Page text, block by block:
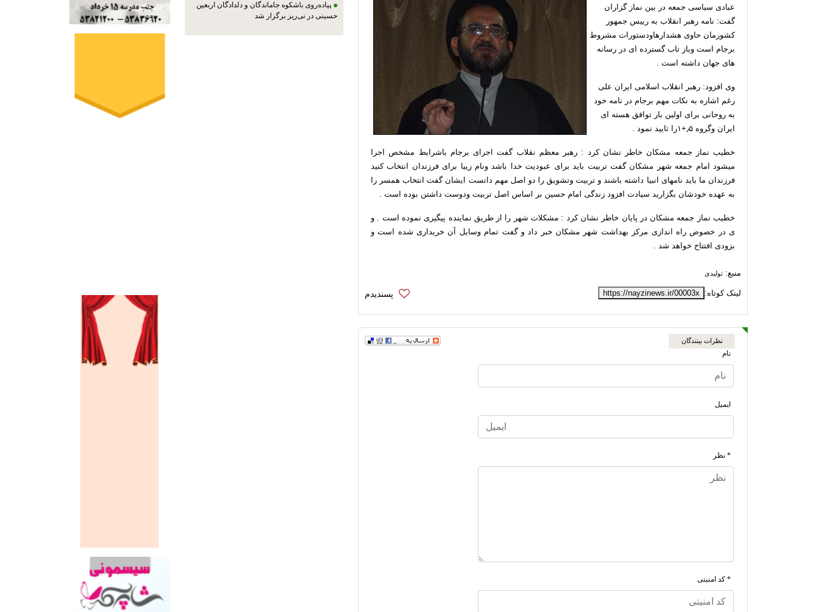
عبادی سیاسی جمعه در بین نماز گزاران
گفت: نامه رهبر انقلاب به رییس جمهور
کشورمان حاوی هشدارهاودستورات مشروط
برجام است وباز تاب گسترده ای در رسانه
های جهان داشته است .
وی افزود: رهبر انقلاب اسلامی ایران علی
رغم اشاره به نکات مهم برجام در نامه خود
به روحانی برای اولین بار توافق هسته ای
ایران وگروه ۵٫+۱را تایید نمود .
خطیب نماز جمعه مشکان خاطر نشان کرد : رهبر معظم نقلاب گفت اجرای برجام باشرایط مشخص اجرا
میشود امام جمعه شهر مشکان گفت تربیت باید برای عبودیت خدا باشد ونام زیبا برای فرزندان انتخاب کنید
فرزندان ما باید نامهای انبیا داشته باشند و تربیت وتشویق را دو اصل مهم دانست ایشان گفت انتخاب همسر را
به عهده خودشان بگزارید سیادت افزود زندگی امام حسین بر اساس اصل تربیت ودوست داشتن بوده است .
خطیب نماز جمعه مشکان در پایان خاطر نشان کرد : مشکلات شهر را از طریق نماینده پیگیری نموده است . و
ی در خصوص راه اندازی مرکز بهداشت شهر مشکان خبر داد و گفت تمام وسایل آن خریداری شده است و
بزودی افتتاح خواهد شد .
منبع: تولیدی
لینک کوتاه: https://nayzinews.ir/00003x
نظرات بینندگان
نام
ایمیل
* نظر
* کد امنیتی
پیاده‌روی باشکوه جاماندگان و دلدادگان اربعین
حسینی در نی‌ریز برگزار شد